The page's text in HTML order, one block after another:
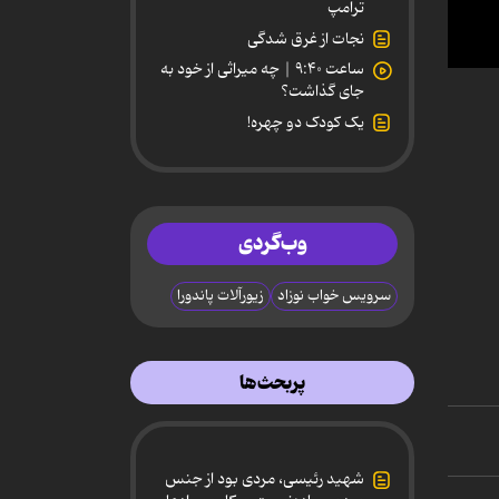
0
ترامپ
نجات از غرق شدگی
ساعت ۹:۴۰ | چه میراثی از خود به
جای گذاشت؟
یک کودک دو چهره!
وب‌گردی
سرویس خواب نوزاد زیورآلات پاندورا
پربحث‌ها
شهید رئیسی، مردی بود از جنس